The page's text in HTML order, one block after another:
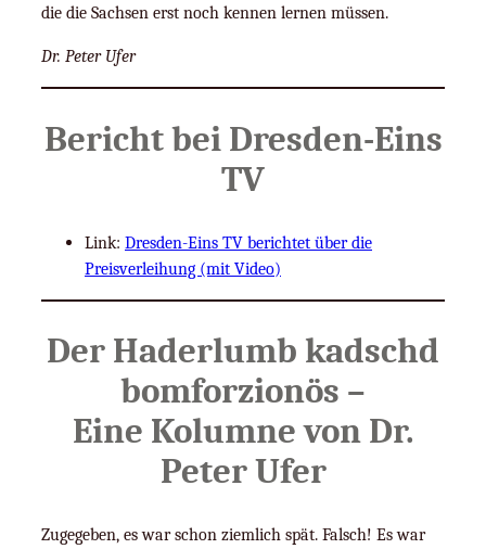
die die Sachsen erst noch kennen lernen müssen.
Dr. Peter Ufer
Bericht bei Dresden-Eins
TV
Link: Dresden-Eins TV berichtet über die
Preisverleihung (mit Video)
Der Haderlumb kadschd
bomforzionös –
Eine Kolumne von Dr.
Peter Ufer
Zugegeben, es war schon ziemlich spät. Falsch! Es war